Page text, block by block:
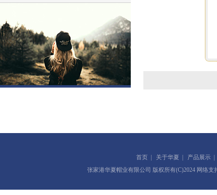
首页 关于华夏 产品展示
张家港华夏帽业有限公司 版权所有(C)2024 网络支